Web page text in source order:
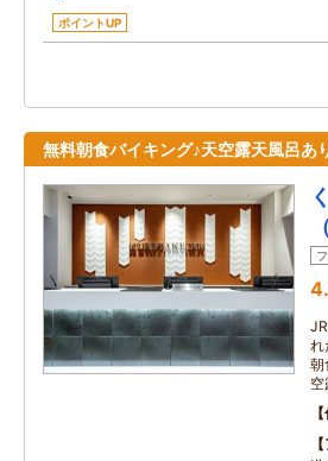
ポイントUP
無料朝食バイキング♪天空露天風呂あ
れ
朝